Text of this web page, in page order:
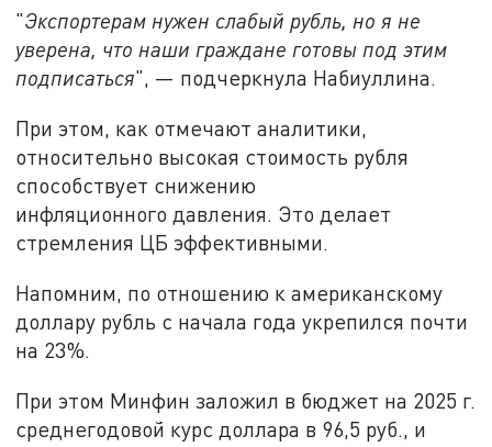
"Экспортерам нужен слабый рубль, но я не
уверена, что наши граждане готовы под этим
подписаться", — подчеркнула Набиуллина.
При этом, как отмечают аналитики,
относительно высокая стоимость рубля
способствует снижению
инфляционного давления. Это делает
стремления ЦБ эффективными.
Напомним, по отношению к американскому
доллару рубль с начала года укрепился почти
на 23%.
При этом Минфин заложил в бюджет на 2025 г.
среднегодовой курс доллара в 96,5 руб., и